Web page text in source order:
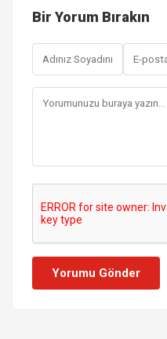
Bir Yorum Bırakın
Yorumu Gönder